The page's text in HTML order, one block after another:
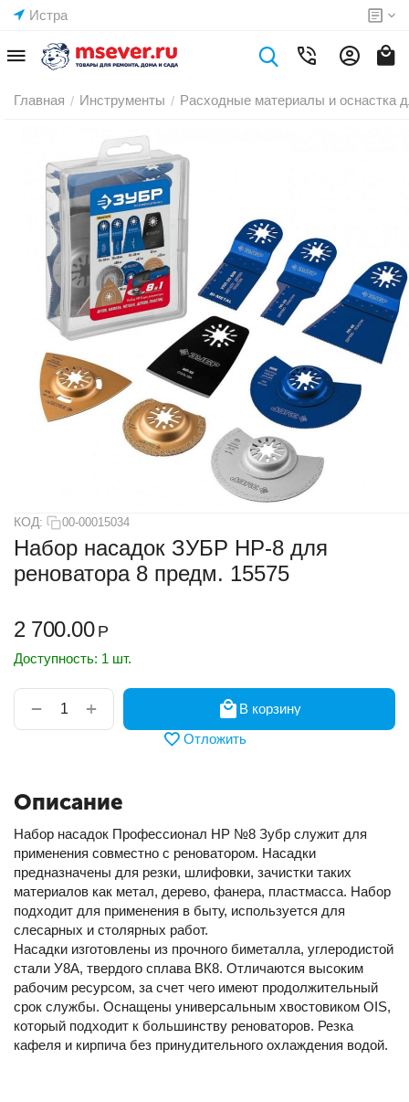
Истра
Главная / Инструменты / Расходные материалы и оснастка
КОД: 00-00015034
Набор насадок ЗУБР НР-8 для
реноватора 8 предм. 15575
2 700.00 Р
Доступность: 1 шт.
+
−
В корзину
Отложить
Описание
Набор насадок Профессионал НР №8 Зубр служит для
применения совместно с реноватором. Насадки
предназначены для резки, шлифовки, зачистки таких
материалов как метал, дерево, фанера, пластмасса. Набор
подходит для применения в быту, используется для
слесарных и столярных работ.
Насадки изготовлены из прочного биметалла, углеродистой
стали У8А, твердого сплава ВК8. Отличаются высоким
рабочим ресурсом, за счет чего имеют продолжительный
срок службы. Оснащены универсальным хвостовиком OIS,
который подходит к большинству реноваторов. Резка
кафеля и кирпича без принудительного охлаждения водой.